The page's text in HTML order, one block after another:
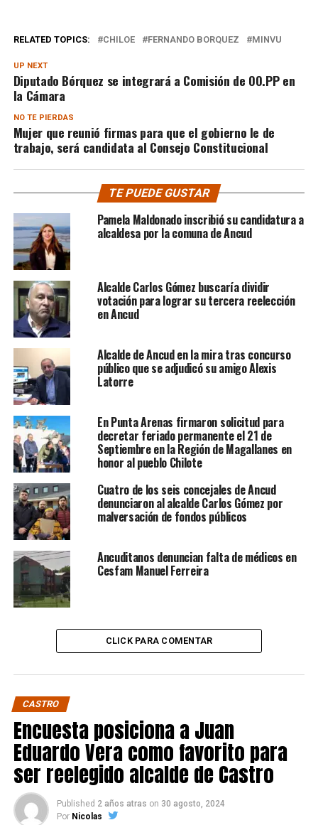
RELATED TOPICS: CHILOE FERNANDO BORQUEZ MINVU
UP NEXT
Diputado Bórquez se integrará a Comisión de OO.PP en
la Cámara
NO TE PIERDAS
Mujer que reunió firmas para que el gobierno le de
trabajo, será candidata al Consejo Constitucional
TE PUEDE GUSTAR
Pamela Maldonado inscribió su candidatura a
alcaldesa por la comuna de Ancud
Alcalde Carlos Gómez buscaría dividir
votación para lograr su tercera reelección
en Ancud
Alcalde de Ancud en la mira tras concurso
público que se adjudicó su amigo Alexis
Latorre
En Punta Arenas firmaron solicitud para
decretar feriado permanente el 21 de
Septiembre en la Región de Magallanes en
honor al pueblo Chilote
Cuatro de los seis concejales de Ancud
denunciaron al alcalde Carlos Gómez por
malversación de fondos públicos
Ancuditanos denuncian falta de médicos en
Cesfam Manuel Ferreira
CLICK PARA COMENTAR
CASTRO
Encuesta posiciona a Juan
Eduardo Vera como favorito para
ser reelegido alcalde de Castro
Published 2 años atras on 30 agosto, 2024
Por Nicolas